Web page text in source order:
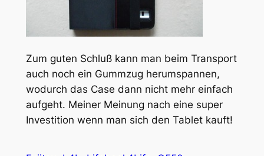
Zum guten Schluß kann man beim Transport
auch noch ein Gummzug herumspannen,
wodurch das Case dann nicht mehr einfach
aufgeht. Meiner Meinung nach eine super
Investition wenn man sich den Tablet kauft!